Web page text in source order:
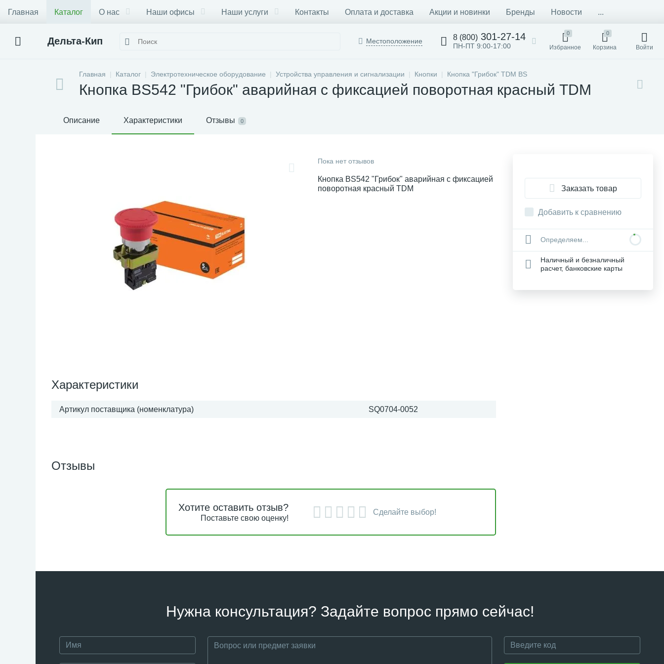
Главная Каталог О нас Наши офисы Наши услуги Контакты Оплата и доставка Акции и новинки Бренды Новости ...
Дельта-Кип Местоположение 8 (800) 301-27-14
ПН-ПТ 9:00-17:00
0
Избранное
0
Корзина Войти
Главная Каталог Электротехническое оборудование Устройства управления и сигнализации Кнопки Кнопка "Грибок" TDM BS
Кнопка BS542 "Грибок" аварийная с фиксацией поворотная красный TDM
Описание Характеристики Отзывы 0
Пока нет отзывов
Кнопка BS542 "Грибок" аварийная с фиксацией
поворотная красный TDM
Характеристики
Артикул поставщика (номенклатура) SQ0704-0052
Заказать товар
Добавить к сравнению
Определяем...
Наличный и безналичный
расчет, банковские карты
Отзывы
Хотите оставить отзыв?
Поставьте свою оценку!
Сделайте выбор!
Нужна консультация? Задайте вопрос прямо сейчас!